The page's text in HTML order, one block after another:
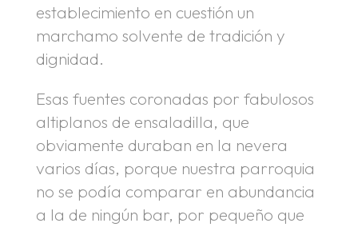
establecimiento en cuestión un
marchamo solvente de tradición y
dignidad.
Esas fuentes coronadas por fabulosos
altiplanos de ensaladilla, que
obviamente duraban en la nevera
varios días, porque nuestra parroquia
no se podía comparar en abundancia
a la de ningún bar, por pequeño que